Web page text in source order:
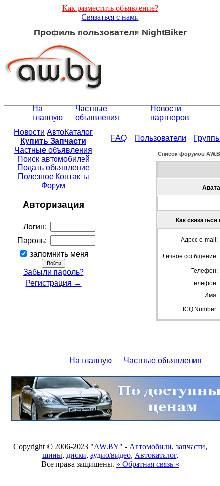
Как разместить объявление?
Связаться с нами
Профиль пользователя NightBiker
На
главную
Частные
объявления
Новости
партнеров
Новости АвтоКаталог
Купить Запчасти
Частные объявления
Поиск автомобилей
Подать объявление
Полезное Контакты
Форум
Авторизация
Логин:
Пароль:
запомнить меня
Забыли пароль?
Регистрация →
FAQ Пользователи
Список форумов
Как
Адрес e-mail:
Личное сообщение:
Телефон:
Телефон:
Имя:
ICQ Number:
На главную Частные объявления
Copyright © 2006-2023 "AW.BY" - Автомобили, запчасти,
шины, диски, аудио/видео, Автокаталог,
Все права защищены. » Обратная связь «